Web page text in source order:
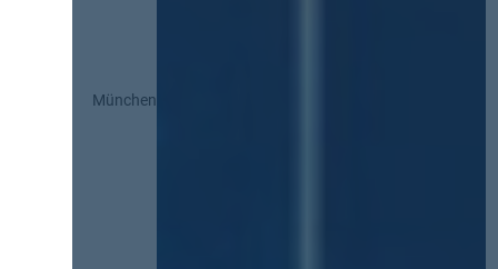
München